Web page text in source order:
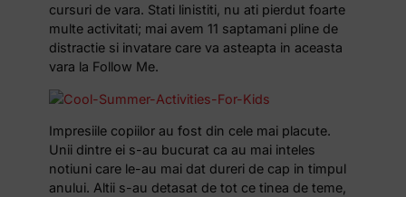
cursuri de vara. Stati linistiti, nu ati pierdut foarte
multe activitati; mai avem 11 saptamani pline de
distractie si invatare care va asteapta in aceasta
vara la Follow Me.
Impresiile copiilor au fost din cele mai placute.
Unii dintre ei s-au bucurat ca au mai inteles
notiuni care le-au mai dat dureri de cap in timpul
anului. Altii s-au detasat de tot ce tinea de teme,